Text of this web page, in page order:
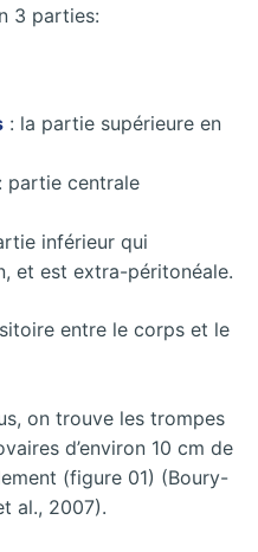
3 parties:
: la partie supérieure en
: partie centrale
inférieur qui
et est extra-péritonéale.
entre le corps et le
on trouve les trompes
d’environ 10 cm de
(figure 01) (Boury-
al., 2007).